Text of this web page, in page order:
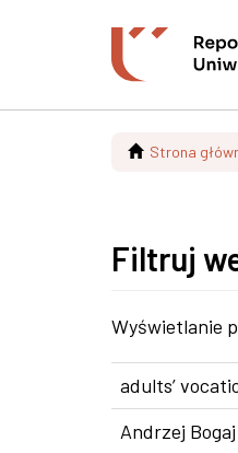
Strona
Filtruj
Wyświetlanie
adults’
Andrzej